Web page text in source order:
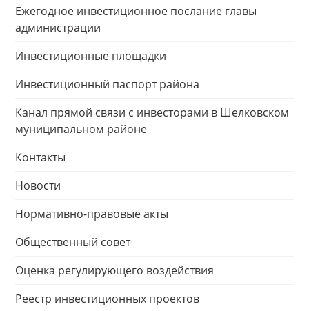
Ежегодное инвестиционное послание главы
администрации
Инвестиционные площадки
Инвестиционный паспорт района
Канал прямой связи с инвесторами в Шелковском
муниципальном районе
Контакты
Новости
Нормативно-правовые акты
Общественный совет
Оценка регулирующего воздействия
Реестр инвестиционных проектов